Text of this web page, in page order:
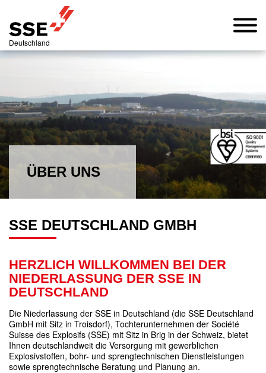
Deutschland
ÜBER UNS
SSE DEUTSCHLAND GMBH
HERZLICH WILLKOMMEN BEI DER
NIEDERLASSUNG DER SSE IN
DEUTSCHLAND
Die Niederlassung der SSE in Deutschland (die SSE Deutschland
GmbH mit Sitz in Troisdorf), Tochterunternehmen der Société
Suisse des Explosifs (SSE) mit Sitz in Brig in der Schweiz, bietet
Ihnen deutschlandweit die Versorgung mit gewerblichen
Explosivstoffen, bohr- und sprengtechnischen Dienstleistungen
sowie sprengtechnische Beratung und Planung an.